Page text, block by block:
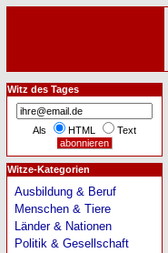
Witz des Tages
Als HTML Text
Witze-Kategorien
Ausbildung & Beruf
Menschen & Tiere
Länder & Nationen
Politik & Gesellschaft